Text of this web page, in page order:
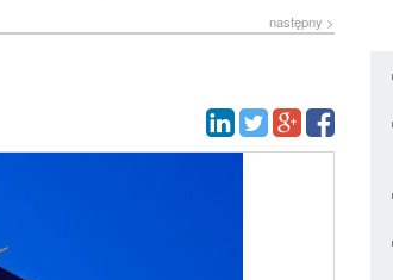
następny >